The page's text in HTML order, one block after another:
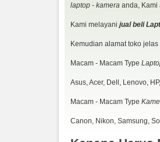
laptop - kamera anda, Kami
Kami melayani jual beli
Kemudian alamat toko
Macam - Macam Type
Asus, Acer, Dell, Lenovo,
Macam - Macam Type
Canon, Nikon, Samsung,